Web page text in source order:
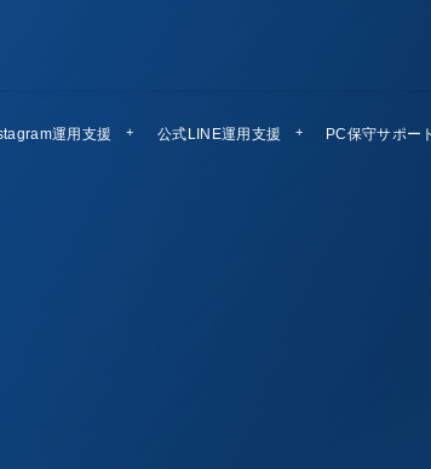
運用支援 公式LINE運用支援 PC保守サポート
リモートメンテ